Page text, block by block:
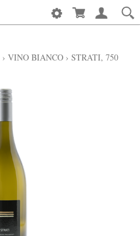
› VINO BIANCO › STRATI, 750